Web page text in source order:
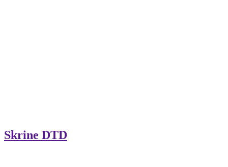
Skrine DTD